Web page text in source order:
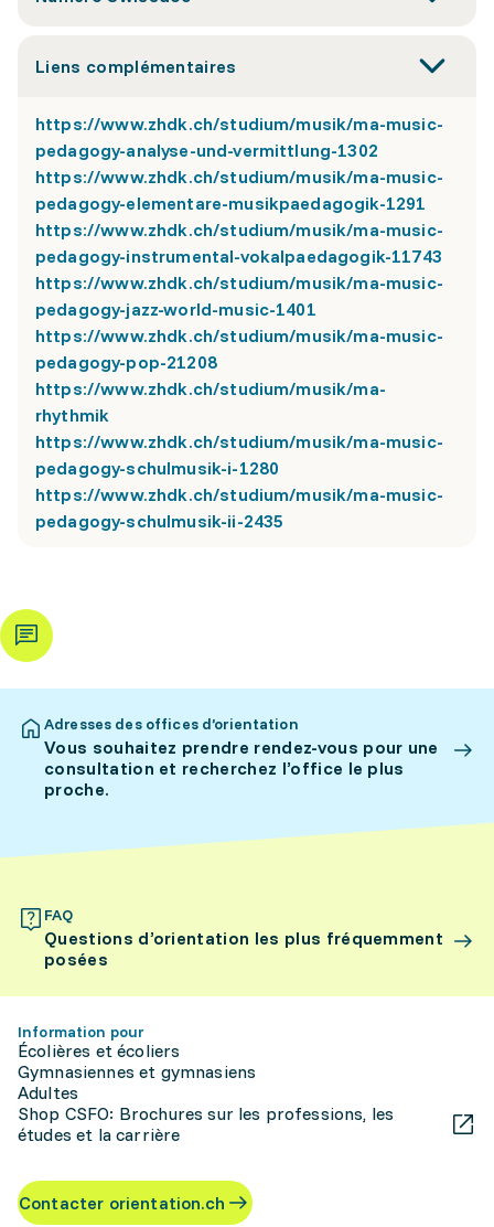
Liens complémentaires
https://www.zhdk.ch/studium/musik/ma-music-
pedagogy-analyse-und-vermittlung-1302
https://www.zhdk.ch/studium/musik/ma-music-
pedagogy-elementare-musikpaedagogik-1291
https://www.zhdk.ch/studium/musik/ma-music-
pedagogy-instrumental-vokalpaedagogik-11743
https://www.zhdk.ch/studium/musik/ma-music-
pedagogy-jazz-world-music-1401
https://www.zhdk.ch/studium/musik/ma-music-
pedagogy-pop-21208
https://www.zhdk.ch/studium/musik/ma-
rhythmik
https://www.zhdk.ch/studium/musik/ma-music-
pedagogy-schulmusik-i-1280
https://www.zhdk.ch/studium/musik/ma-music-
pedagogy-schulmusik-ii-2435
Adresses des offices d’orientation
Vous souhaitez prendre rendez-vous pour une
consultation et recherchez l’office le plus
proche.
FAQ
Questions d’orientation les plus fréquemment
posées
Information pour
Écolières et écoliers
Gymnasiennes et gymnasiens
Adultes
Shop CSFO: Brochures sur les professions, les
études et la carrière
Contacter orientation.ch